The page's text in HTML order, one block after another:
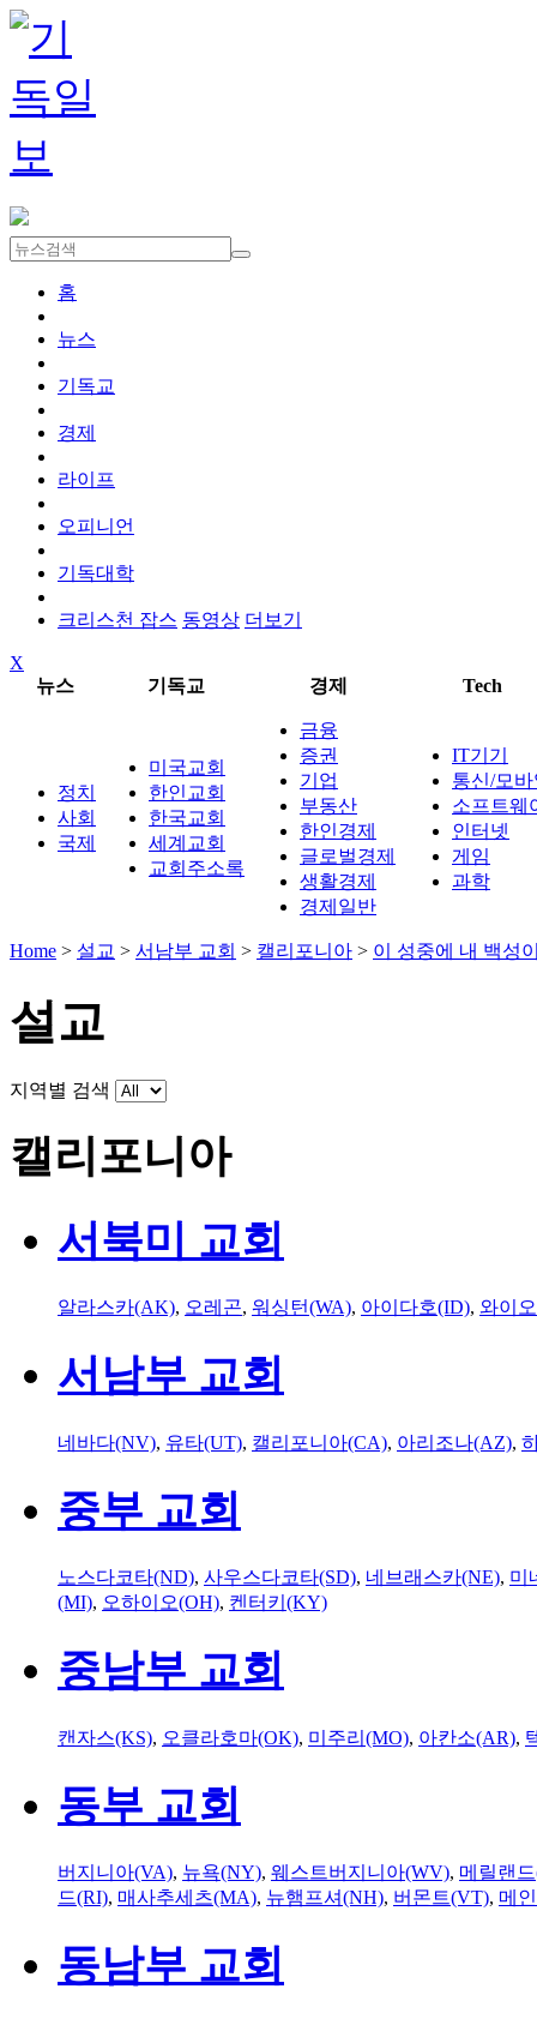
홈
뉴스
기독교
경제
라이프
오피니언
기독대학
크리스천 잡스 동영상 더보기
X
뉴스
기독교 경제 Tech
정치
사회
국제
미국교회
한인교회
한국교회
세계교회
교회주소록
금융
증권
기업
부동산
한인경제
글로벌경제
생활경제
경제일반
IT기기
통신/모
소프트웨
인터넷
게임
과학
Home > 설교 > 서남부 교회 > 캘리포니아 > 이 성중에 내 백성
설교
지역별 검색
캘리포니아
서북미 교회
알라스카(AK), 오레곤, 워싱턴(WA), 아이다호(ID), 와이
서남부 교회
네바다(NV), 유타(UT), 캘리포니아(CA), 아리조나(AZ),
중부 교회
노스다코타(ND), 사우스다코타(SD), 네브래스카(NE), 미
(MI), 오하이오(OH), 켄터키(KY)
중남부 교회
캔자스(KS), 오클라호마(OK), 미주리(MO), 아칸소(AR),
동부 교회
버지니아(VA), 뉴욕(NY), 웨스트버지니아(WV), 메릴랜
드(RI), 매사추세츠(MA), 뉴햄프셔(NH), 버몬트(VT), 메
동남부 교회